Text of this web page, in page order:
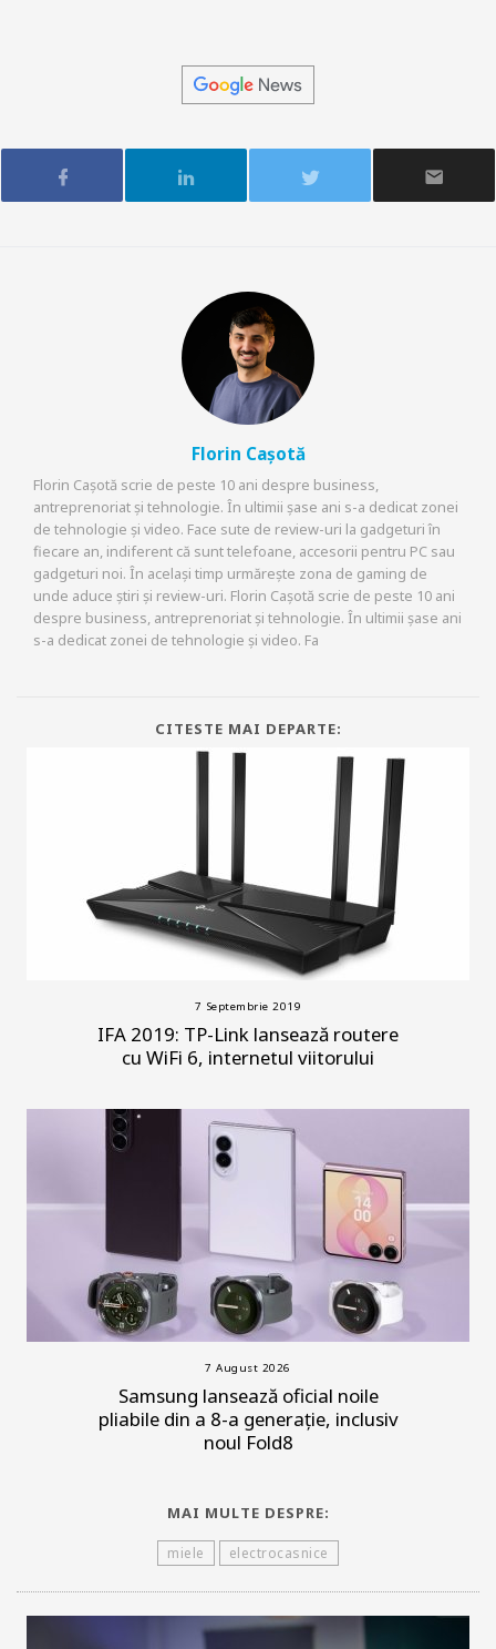
Florin Cașotă
Florin Cașotă scrie de peste 10 ani despre business,
antreprenoriat și tehnologie. În ultimii șase ani s-a dedicat zonei
de tehnologie și video. Face sute de review-uri la gadgeturi în
fiecare an, indiferent că sunt telefoane, accesorii pentru PC sau
gadgeturi noi. În același timp urmărește zona de gaming de
unde aduce știri și review-uri. Florin Cașotă scrie de peste 10 ani
despre business, antreprenoriat și tehnologie. În ultimii șase ani
s-a dedicat zonei de tehnologie și video. Fa
CITESTE MAI DEPARTE:
7 Septembrie 2019
IFA 2019: TP-Link lansează routere
cu WiFi 6, internetul viitorului
7 August 2026
Samsung lansează oficial noile
pliabile din a 8-a generație, inclusiv
noul Fold8
MAI MULTE DESPRE:
miele electrocasnice